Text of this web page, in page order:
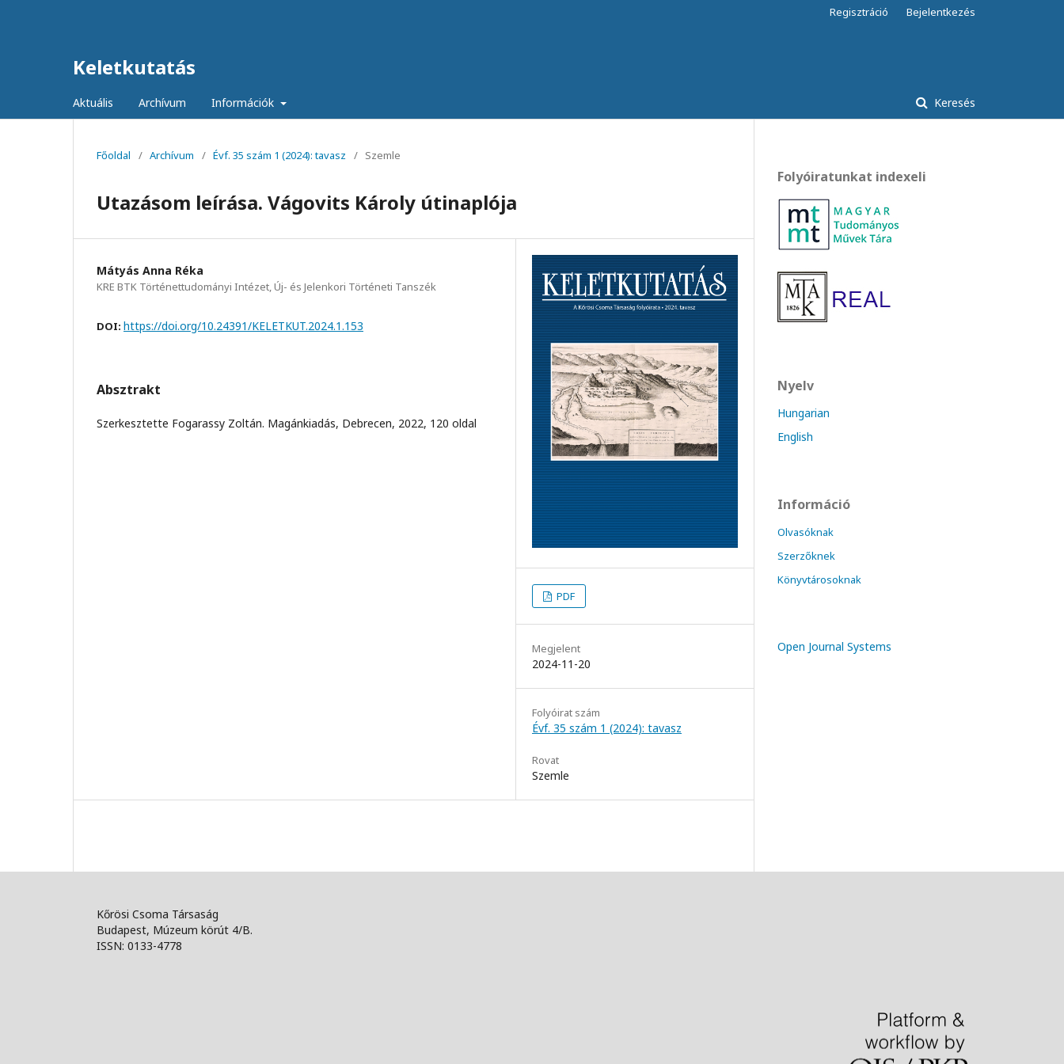
Keletkutatás
Aktuális Archívum Információk Keresés
Regisztráció Bejelentkezés
Főoldal / Archívum / Évf. 35 szám 1 (2024): tavasz / Szemle
Utazásom leírása. Vágovits Károly útinaplója
Mátyás Anna Réka
KRE BTK Történettudományi Intézet, Új- és Jelenkori Történeti Tanszék
DOI: https://doi.org/10.24391/KELETKUT.2024.1.153
Absztrakt
Szerkesztette Fogarassy Zoltán. Magánkiadás, Debrecen, 2022, 120 oldal
PDF
Megjelent
2024-11-20
Folyóirat szám
Évf. 35 szám 1 (2024): tavasz
Rovat
Szemle
Folyóiratunkat indexeli
Nyelv
Hungarian
English
Információ
Olvasóknak
Szerzőknek
Könyvtárosoknak
Open Journal Systems
Kőrösi Csoma Társaság
Budapest, Múzeum körút 4/B.
ISSN: 0133-4778